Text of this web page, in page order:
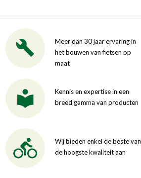
Meer dan 30 jaar ervaring in
het bouwen van fietsen op
maat
Kennis en expertise in een
breed gamma van producten
Wij bieden enkel de beste van
de hoogste kwaliteit aan